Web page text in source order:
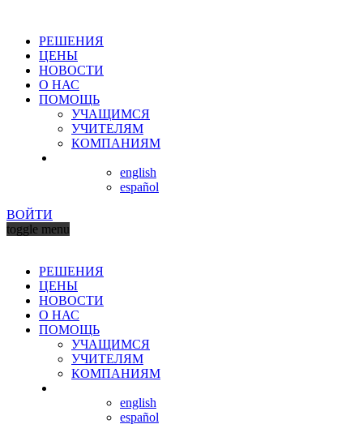
РЕШЕНИЯ
ЦЕНЫ
НОВОСТИ
О НАС
ПОМОЩЬ
УЧАЩИМСЯ
УЧИТЕЛЯМ
КОМПАНИЯМ
english
español
ВОЙТИ
toggle menu
РЕШЕНИЯ
ЦЕНЫ
НОВОСТИ
О НАС
ПОМОЩЬ
УЧАЩИМСЯ
УЧИТЕЛЯМ
КОМПАНИЯМ
english
español